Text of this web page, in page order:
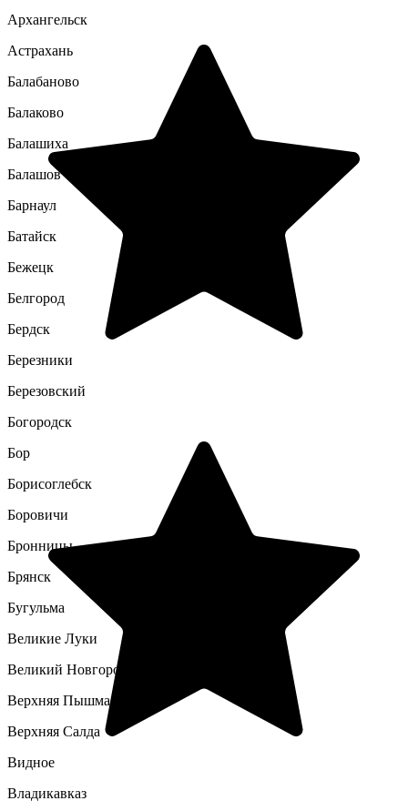
Архангельск
Астрахань
Балабаново
Балаково
Балашиха
Балашов
Барнаул
Батайск
Бежецк
Белгород
Бердск
Березники
Березовский
Богородск
Бор
Борисоглебск
Боровичи
Бронницы
Брянск
Бугульма
Великие Луки
Великий Новгород
Верхняя Пышма
Верхняя Салда
Видное
Владикавказ